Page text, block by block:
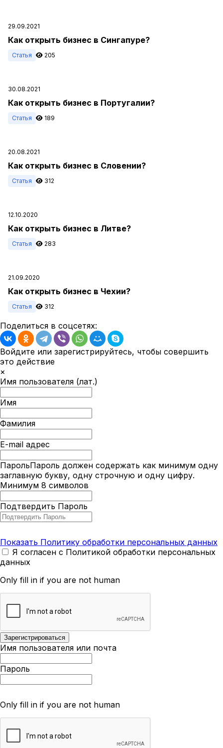
29.09.2021
Как открыть бизнес в Сингапуре?
Статья 205
30.08.2021
Как открыть бизнес в Португалии?
Статья 189
20.08.2021
Как открыть бизнес в Словении?
Статья 312
12.10.2020
Как открыть бизнес в Литве?
Статья 283
21.09.2020
Как открыть бизнес в Чехии?
Статья 312
Поделиться в соцсетях:
Войдите или зарегистрируйтесь, чтобы совершить
это действие
×
Имя пользователя (лат.)
Имя
Фамилия
E-mail адрес
ПарольПароль должен содержать как минимум одну
заглавную букву, одну строчную и одну цифру.
Минимум 8 символов
Подтвердить Пароль
Показать Политику обработки персональных данных
Я согласен с Политикой обработки персональных
данных
Only fill in if you are not human
Имя пользователя или почта
Пароль
Only fill in if you are not human